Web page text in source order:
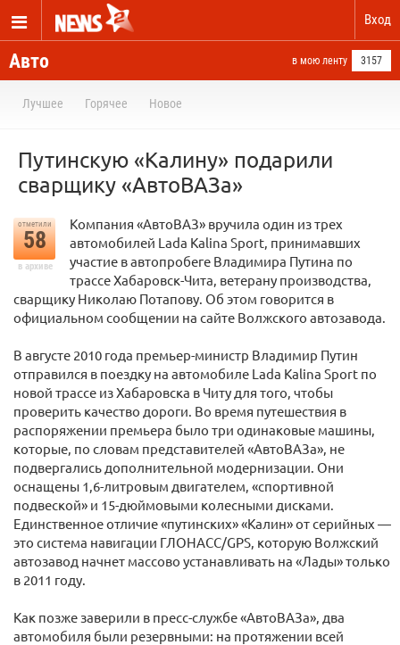
Вход
Авто в мою ленту 3157
Лучшее Горячее Новое
Путинскую «Калину» подарили
сварщику «АвтоВАЗа»
отметили
58
в архиве
Компания «АвтоВАЗ» вручила один из трех
автомобилей Lada Kalina Sport, принимавших
участие в автопробеге Владимира Путина по
трассе Хабаровск-Чита, ветерану производства,
сварщику Николаю Потапову. Об этом говорится в
официальном сообщении на сайте Волжского автозавода.
В августе 2010 года премьер-министр Владимир Путин
отправился в поездку на автомобиле Lada Kalina Sport по
новой трассе из Хабаровска в Читу для того, чтобы
проверить качество дороги. Во время путешествия в
распоряжении премьера было три одинаковые машины,
которые, по словам представителей «АвтоВАЗа», не
подвергались дополнительной модернизации. Они
оснащены 1,6-литровым двигателем, «спортивной
подвеской» и 15-дюймовыми колесными дисками.
Единственное отличие «путинских» «Калин» от серийных —
это система навигации ГЛОНАСС/GPS, которую Волжский
автозавод начнет массово устанавливать на «Лады» только
в 2011 году.
Как позже заверили в пресс-службе «АвтоВАЗа», два
автомобиля были резервными: на протяжении всей